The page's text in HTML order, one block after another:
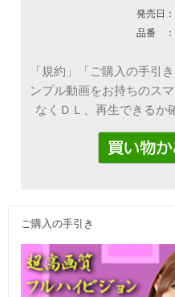
発売日：
品番 ：
「規約」「ご購入の手引
ンプル動画をお持ちのス
なくＤＬ、再生できるか
ご購入の手引き